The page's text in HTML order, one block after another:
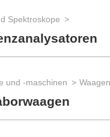
Spektroskope
und -maschinen Waagen